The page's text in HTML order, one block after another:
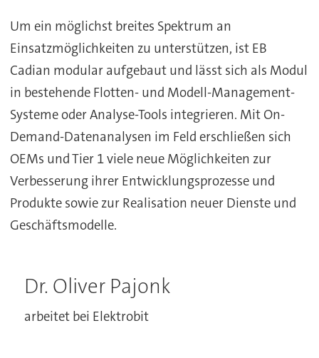
Um ein möglichst breites Spektrum an
Einsatzmöglichkeiten zu unterstützen, ist EB
Cadian modular aufgebaut und lässt sich als Modul
in bestehende Flotten- und Modell-Management-
Systeme oder Analyse-Tools integrieren. Mit On-
Demand-Datenanalysen im Feld erschließen sich
OEMs und Tier 1 viele neue Möglichkeiten zur
Verbesserung ihrer Entwicklungsprozesse und
Produkte sowie zur Realisation neuer Dienste und
Geschäftsmodelle.
Dr. Oliver Pajonk
arbeitet bei Elektrobit